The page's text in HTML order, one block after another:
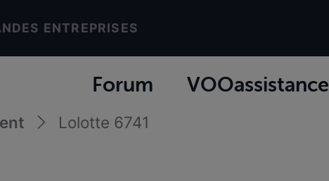
ENTREPRISES
Forum VOOassistance
Lolotte 6741